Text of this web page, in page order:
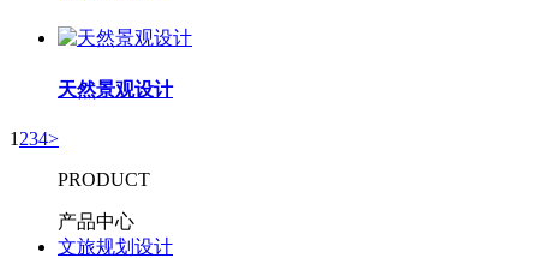
天然景观设计
1 234>
PRODUCT
产品中心
文旅规划设计